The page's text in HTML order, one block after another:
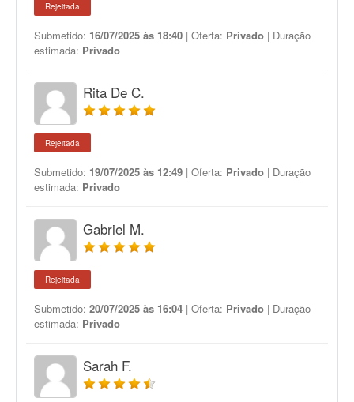
Rejeitada
Submetido: 16/07/2025 às 18:40 | Oferta: Privado | Duração
estimada: Privado
Rita De C.
Rejeitada
Submetido: 19/07/2025 às 12:49 | Oferta: Privado | Duração
estimada: Privado
Gabriel M.
Rejeitada
Submetido: 20/07/2025 às 16:04 | Oferta: Privado | Duração
estimada: Privado
Sarah F.